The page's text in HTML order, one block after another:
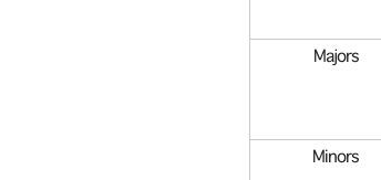
Majors
Minors